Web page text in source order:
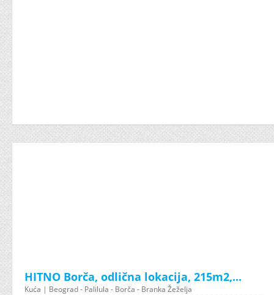
HITNO Borča, odlična lokacija, 215m2,...
Kuća | Beograd - Palilula - Borča - Branka Žeželja